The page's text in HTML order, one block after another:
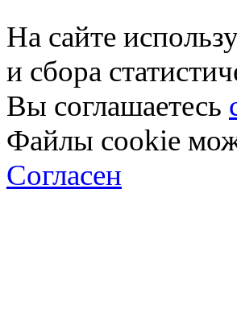
На сайте
и сбора
Вы соглашаетесь
Файлы cookie
Согласен